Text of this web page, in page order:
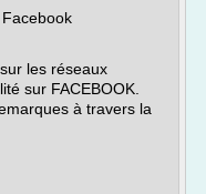
les réseaux
sur FACEBOOK.
à travers la